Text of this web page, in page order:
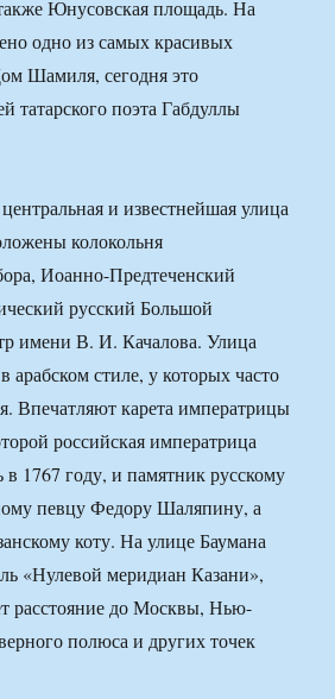
Юнусовская площадь. На
одно из самых красивых
Шамиля, сегодня это
татарского поэта Габдуллы
и известнейшая улица
колокольня
Иоанно-Предтеченский
русский Большой
имени В. И. Качалова. Улица
арабском стиле, у которых часто
Впечатляют карета императрицы
российская императрица
в 1767 году, и памятник русскому
певцу Федору Шаляпину, а
коту. На улице Баумана
«Нулевой меридиан Казани»,
расстояние до Москвы, Нью-
полюса и других точек